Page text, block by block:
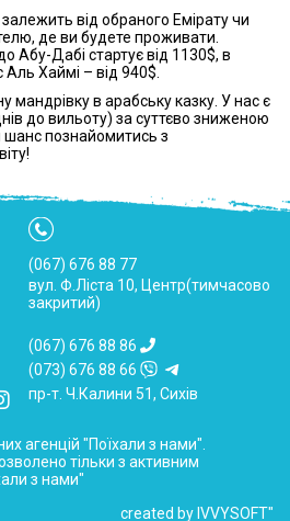
від обраного Емірату чи
де ви будете проживати.
Абу-Дабі стартує від 1130$, в
Хаймі – від 940$.
в арабську казку. У нас є
до вильоту) за суттєво зниженою
познайомитись з
(067) 676 88 77
вул. Ф.Ліста 10, Центр(тимчасово
закритий)
(067) 676 88 86
(073) 676 88 66
пр-т. Ч.Калини 51, Сихів
агенцій "Поїхали з нами".
тільки з активним
з нами"
created by IVVYSOFT"